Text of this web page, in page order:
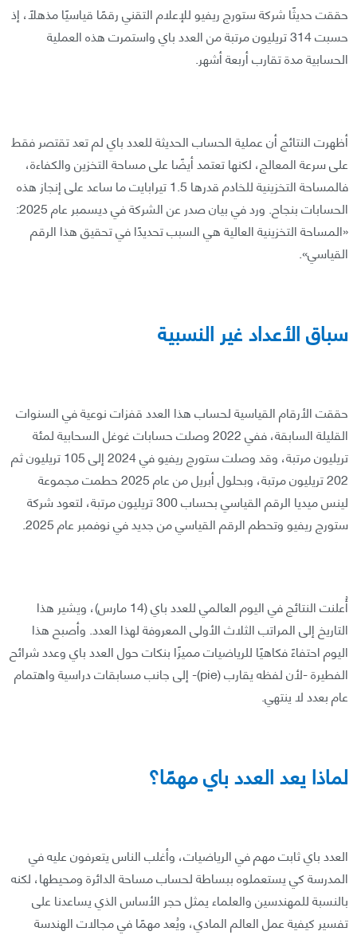
حققت حديثًا شركة ستورج ريفيو للإعلام التقني رقمًا قياسيًا مذهلًا، إذ
حسبت 314 تريليون مرتبة من العدد باي واستمرت هذه العملية
الحسابية مدة تقارب أربعة أشهر.
أظهرت النتائج أن عملية الحساب الحديثة للعدد باي لم تعد تقتصر فقط
على سرعة المعالج، لكنها تعتمد أيضًا على مساحة التخزين والكفاءة،
فالمساحة التخزينية للخادم قدرها 1.5 تيرابايت ما ساعد على إنجاز هذه
الحسابات بنجاح. ورد في بيان صدر عن الشركة في ديسمبر عام 2025:
«المساحة التخزينية العالية هي السبب تحديدًا في تحقيق هذا الرقم
القياسي».
سباق الأعداد غير النسبية
حققت الأرقام القياسية لحساب هذا العدد قفزات نوعية في السنوات
القليلة السابقة، ففي 2022 وصلت حسابات غوغل السحابية لمئة
تريليون مرتبة، وقد وصلت ستورج ريفيو في 2024 إلى 105 تريليون ثم
202 تريليون مرتبة، وبحلول أبريل من عام 2025 حطمت مجموعة
لينس ميديا الرقم القياسي بحساب 300 تريليون مرتبة، لتعود شركة
ستورج ريفيو وتحطم الرقم القياسي من جديد في نوفمبر عام 2025.
أُعلنت النتائج في اليوم العالمي للعدد باي (14 مارس)، ويشير هذا
التاريخ إلى المراتب الثلاث الأولى المعروفة لهذا العدد. وأصبح هذا
اليوم احتفاءً فكاهيًا للرياضيات مميزًا بنكات حول العدد باي وعدد شرائح
الفطيرة -لأن لفظه يقارب (pie)- إلى جانب مسابقات دراسية واهتمام
عام بعدد لا ينتهي.
لماذا يعد العدد باي مهمًا؟
العدد باي ثابت مهم في الرياضيات، وأغلب الناس يتعرفون عليه في
المدرسة كي يستعملوه ببساطة لحساب مساحة الدائرة ومحيطها، لكنه
بالنسبة للمهندسين والعلماء يمثل حجر الأساس الذي يساعدنا على
تفسير كيفية عمل العالم المادي، ويُعد مهمًا في مجالات الهندسة